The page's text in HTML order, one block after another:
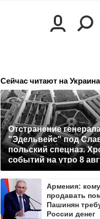
Сейчас читают на
Отстранение
"Эдельвейс" под
польский спецназ.
событий на утро 8
Армения:
продавать
Пашинян
России денег